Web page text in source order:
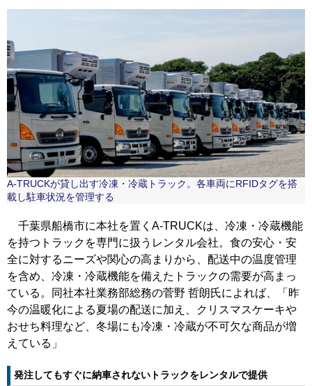
A-TRUCKが貸し出す冷凍・冷蔵トラック。各車両にRFIDタグを搭
載し駐車状況を管理する
千葉県船橋市に本社を置くA-TRUCKは、冷凍・冷蔵機能
を持つトラックを専門に扱うレンタル会社。食の安心・安
全に対するニーズや関心の高まりから、配送中の温度管理
を含め、冷凍・冷蔵機能を備えたトラックの需要が高まっ
ている。同社本社業務部総務の菅野 哲朗氏によれば、「昨
今の温暖化による夏場の配送に加え、クリスマスケーキや
おせち料理など、冬場にも冷凍・冷蔵が不可欠な商品が増
えている」
発注してもすぐに納車されないトラックをレンタルで提供